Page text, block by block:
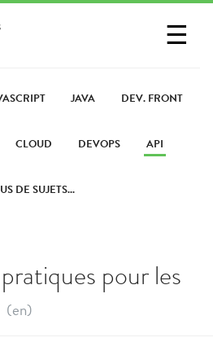
☰
UN LIENJAVA DEV. FRONT
CLOUD DEVOPS API
DE SUJETS...
pour les
(en)